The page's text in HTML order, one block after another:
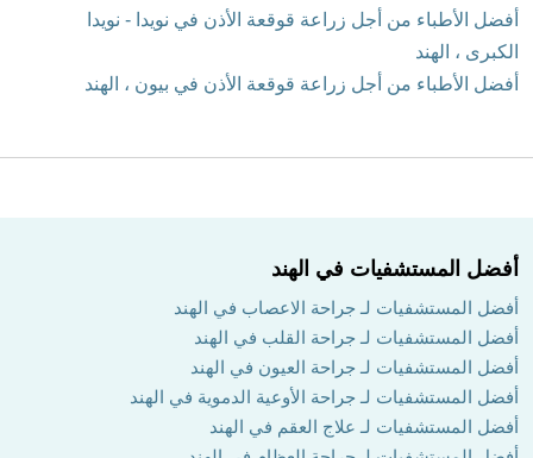
أفضل الأطباء من أجل زراعة قوقعة الأذن في نويدا - نويدا
الكبرى ، الهند
أفضل الأطباء من أجل زراعة قوقعة الأذن في بيون ، الهند
أفضل المستشفيات في الهند
أفضل المستشفيات لـ جراحة الاعصاب في الهند
أفضل المستشفيات لـ جراحة القلب في الهند
أفضل المستشفيات لـ جراحة العيون في الهند
أفضل المستشفيات لـ جراحة الأوعية الدموية في الهند
أفضل المستشفيات لـ علاج العقم في الهند